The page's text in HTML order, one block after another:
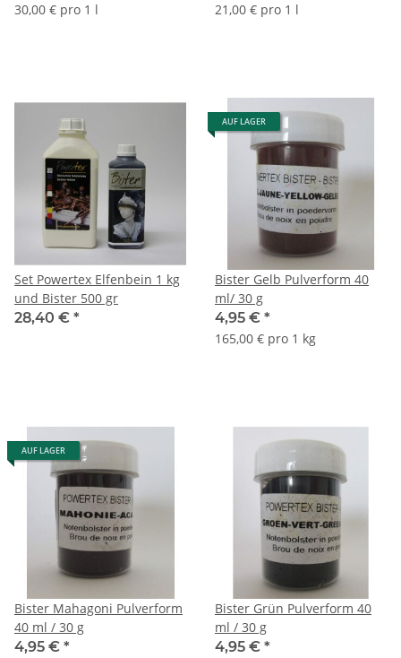
30,00 € pro 1 l
21,00 € pro 1 l
Set Powertex Elfenbein 1 kg
und Bister 500 gr
28,40 € *
AUF LAGER
Bister Gelb Pulverform 40
ml/ 30 g
4,95 € *
165,00 € pro 1 kg
AUF LAGER
Bister Mahagoni Pulverform
40 ml / 30 g
4,95 € *
Bister Grün Pulverform 40
ml / 30 g
4,95 € *